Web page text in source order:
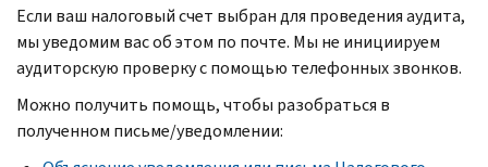
Если ваш налоговый счет выбран для проведения аудита,
мы уведомим вас об этом по почте. Мы не инициируем
аудиторскую проверку с помощью телефонных звонков.
Можно получить помощь, чтобы разобраться в
полученном письме/уведомлении: